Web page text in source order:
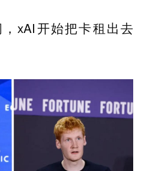
xAI开始把卡租出去